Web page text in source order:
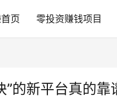
页 零投资赚钱项目
”的新平台真的